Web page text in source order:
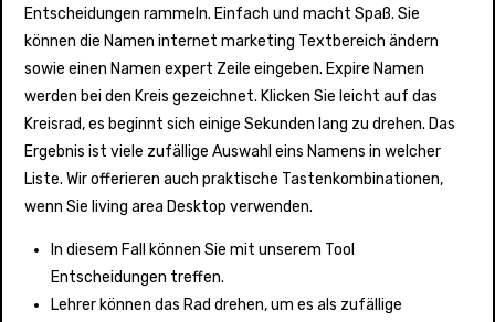
Entscheidungen rammeln. Einfach und macht Spaß. Sie
können die Namen internet marketing Textbereich ändern
sowie einen Namen expert Zeile eingeben. Expire Namen
werden bei den Kreis gezeichnet. Klicken Sie leicht auf das
Kreisrad, es beginnt sich einige Sekunden lang zu drehen. Das
Ergebnis ist viele zufällige Auswahl eins Namens in welcher
Liste. Wir offerieren auch praktische Tastenkombinationen,
wenn Sie living area Desktop verwenden.
In diesem Fall können Sie mit unserem Tool
Entscheidungen treffen.
Lehrer können das Rad drehen, um es als zufällige